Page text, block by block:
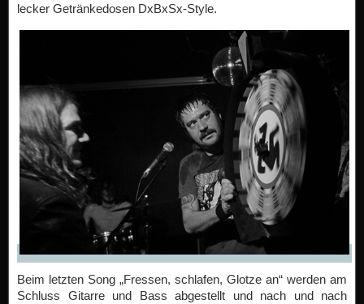
lecker Getränkedosen DxBxSx-Style.
Beim letzten Song „Fressen, schlafen, Glotze an“ werden am
Schluss Gitarre und Bass abgestellt und nach und nach